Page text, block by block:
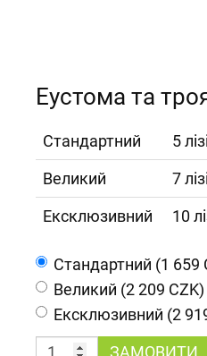
Еустома та
Cтандартний
5
Великий
7
Ексклюзивний
10
Cтандартний (1 659
Великий (2 209 CZK)
Ексклюзивний (2
ЗАМОВИТИ